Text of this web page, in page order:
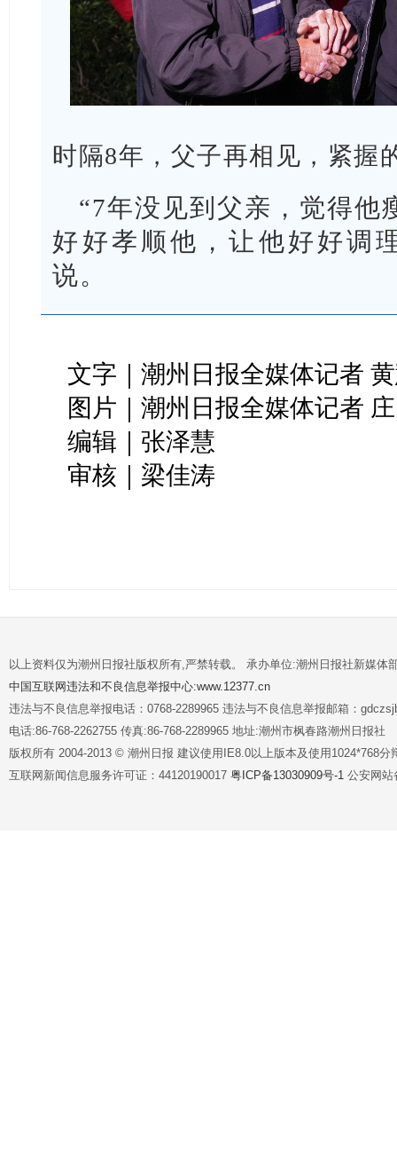
时隔8年，父子再相见，紧握
“7年没见到父亲，觉得他
好好孝顺他，让他好好调
说。
文字｜潮州日报全媒体记者
图片｜潮州日报全媒体记者
编辑｜张泽慧
审核｜梁佳涛
以上资料仅为潮州日报社版权所有,严禁转载。 承办单位:潮州日报社新媒体
中国互联网违法和不良信息举报中心:www.12377.cn
违法与不良信息举报电话：0768-2289965 违法与不良信息举报邮箱：
电话:86-768-2262755 传真:86-768-2289965 地址:潮州市枫春路潮州日报社
版权所有 2004-2013 © 潮州日报 建议使用IE8.0以上版本及使用1024*768分
互联网新闻信息服务许可证：44120190017 粤ICP备13030909号-1 公安网站